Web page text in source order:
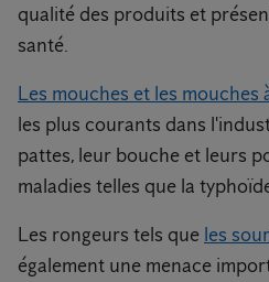
qualité des produits et
santé.
Les mouches et les mouches
les plus courants dans
pattes, leur bouche et leurs
maladies telles que la
Les rongeurs tels que les
également une menace